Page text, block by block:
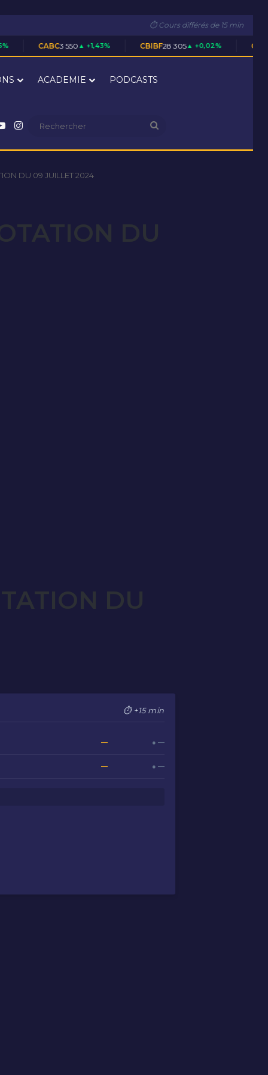
⏱ Cours différés de 15 min
3 550 ▲ +1,43% CBIBF28 305 ▲ +0,02% CFAC1 700 ▲
ACADEMIE PODCASTS
YouTube
Instagram
DU 09 JUILLET 2024
DU
⏱ +15 min
— ● —
— ● —